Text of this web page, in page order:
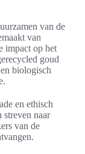
van de
van
impact op het
goud
biologisch
en ethisch
streven naar
van de